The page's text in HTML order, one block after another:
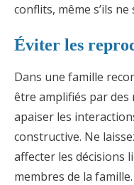
conflits, même s’ils
Éviter les
Dans une famille
être amplifiés par des
apaiser les
constructive. Ne
affecter les décisions
membres de la famille.